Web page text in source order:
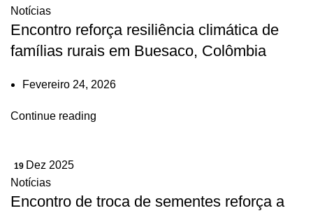
Notícias
Encontro reforça resiliência climática de
famílias rurais em Buesaco, Colômbia
Fevereiro 24, 2026
Continue reading
19 Dez 2025
Notícias
Encontro de troca de sementes reforça a